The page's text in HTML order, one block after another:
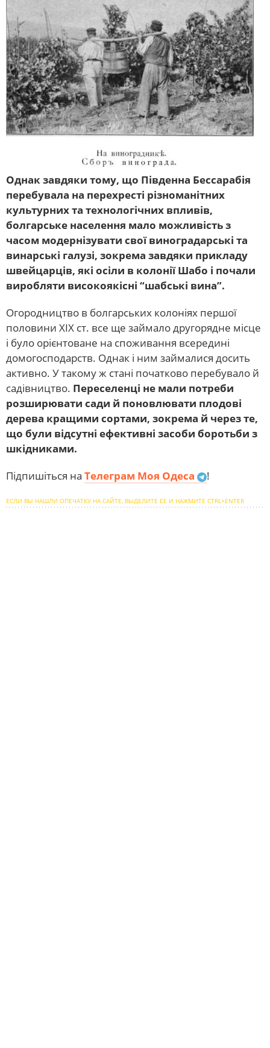
Однак завдяки тому, що Південна Бессарабія
перебувала на перехресті різноманітних
культурних та технологічних впливів,
болгарське населення мало можливість з
часом модернізувати свої виноградарські та
винарські галузі, зокрема завдяки прикладу
швейцарців, які осіли в колонії Шабо і почали
виробляти високоякісні “шабські вина”.
Огородництво в болгарських колоніях першої
половини XIX ст. все ще займало другорядне місце
і було орієнтоване на споживання всередині
домогосподарств. Однак і ним займалися досить
активно. У такому ж стані початково перебувало й
садівництво. Переселенці не мали потреби
розширювати сади й поновлювати плодові
дерева кращими сортами, зокрема й через те,
що були відсутні ефективні засоби боротьби з
шкідниками.
Підпишіться на Телеграм Моя Одеса !
ЕСЛИ ВЫ НАШЛИ ОПЕЧАТКУ НА САЙТЕ, ВЫДЕЛИТЕ ЕЕ И НАЖМИТЕ CTRL+ENTER